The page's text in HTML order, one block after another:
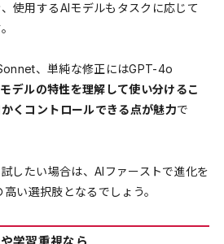
使用するAIモデルもタスクに応じて
、単純な修正にはGPT-4o
モデルの特性を理解して使い分けるこ
くコントロールできる点が魅力で
したい場合は、AIファーストで進化を
い選択肢となるでしょう。